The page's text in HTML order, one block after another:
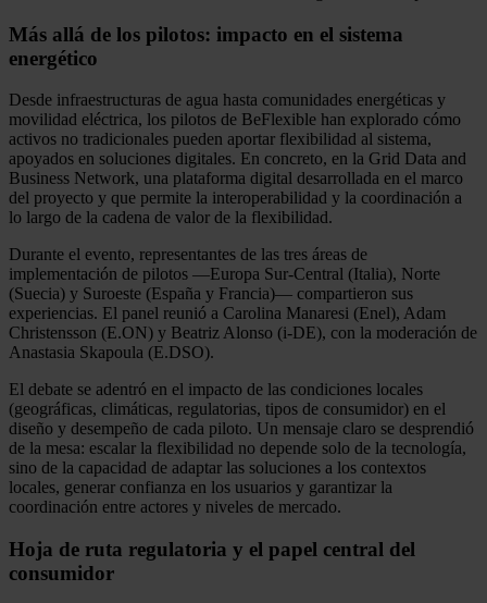
Más allá de los pilotos: impacto en el sistema
energético
Desde infraestructuras de agua hasta comunidades energéticas y
movilidad eléctrica, los pilotos de BeFlexible han explorado cómo
activos no tradicionales pueden aportar flexibilidad al sistema,
apoyados en soluciones digitales. En concreto, en la Grid Data and
Business Network, una plataforma digital desarrollada en el marco
del proyecto y que permite la interoperabilidad y la coordinación a
lo largo de la cadena de valor de la flexibilidad.
Durante el evento, representantes de las tres áreas de
implementación de pilotos —Europa Sur-Central (Italia), Norte
(Suecia) y Suroeste (España y Francia)— compartieron sus
experiencias. El panel reunió a Carolina Manaresi (Enel), Adam
Christensson (E.ON) y Beatriz Alonso (i-DE), con la moderación de
Anastasia Skapoula (E.DSO).
El debate se adentró en el impacto de las condiciones locales
(geográficas, climáticas, regulatorias, tipos de consumidor) en el
diseño y desempeño de cada piloto. Un mensaje claro se desprendió
de la mesa: escalar la flexibilidad no depende solo de la tecnología,
sino de la capacidad de adaptar las soluciones a los contextos
locales, generar confianza en los usuarios y garantizar la
coordinación entre actores y niveles de mercado.
Hoja de ruta regulatoria y el papel central del
consumidor